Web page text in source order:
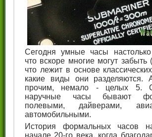
Сегодня умные часы
что вскоре многие могут забыть
что лежит в основе
какие виды они разделяются.
прочим, немало - целых 5.
наручные часы бывают
полевыми, дайверами,
автомобильными.
История формальных часов